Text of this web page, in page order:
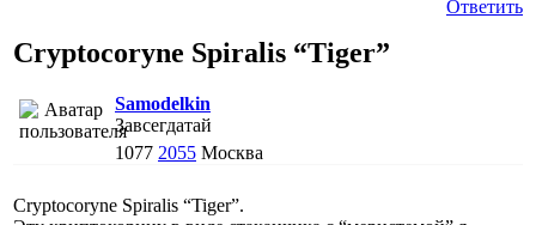
Ответить
Cryptocoryne Spiralis “Tiger”
Samodelkin
Завсегдатай
1077 2055 Москва
Cryptocoryne Spiralis “Tiger”.